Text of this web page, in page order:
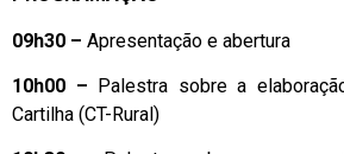
09h30 – Apresentação e abertura
10h00 – Palestra sobre a
Cartilha (CT-Rural)